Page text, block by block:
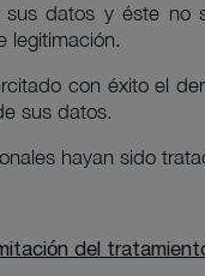
sus datos y éste no
legitimación.
con éxito el
sus datos.
hayan sido
del